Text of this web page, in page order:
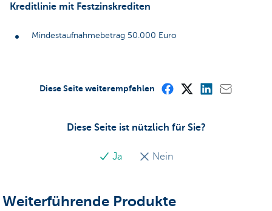
Kreditlinie mit Festzinskrediten
Mindestaufnahmebetrag 50.000 Euro
Diese Seite ist nützlich für Sie?
Ja Nein
Diese Seite weiterempfehlen
Weiterführende Produkte